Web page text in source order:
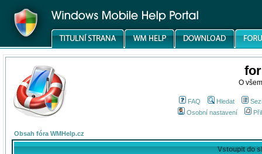
O
FAQ Hledat
Osobní nastavení
Obsah fóra WMHelp.cz
Vstoupit do